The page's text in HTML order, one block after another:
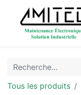
Tous les produits